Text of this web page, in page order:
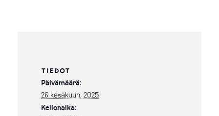
TIEDOT
Päivämäärä:
26 kesäkuun, 2025
Kellonaika: